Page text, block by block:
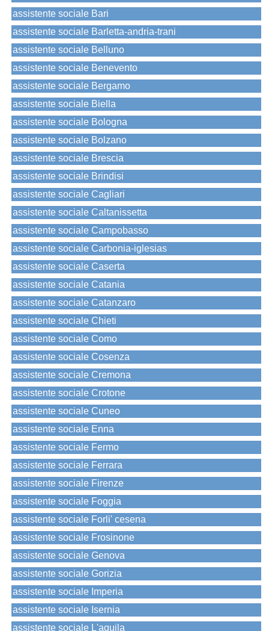
assistente sociale Bari
assistente sociale Barletta-andria-trani
assistente sociale Belluno
assistente sociale Benevento
assistente sociale Bergamo
assistente sociale Biella
assistente sociale Bologna
assistente sociale Bolzano
assistente sociale Brescia
assistente sociale Brindisi
assistente sociale Cagliari
assistente sociale Caltanissetta
assistente sociale Campobasso
assistente sociale Carbonia-iglesias
assistente sociale Caserta
assistente sociale Catania
assistente sociale Catanzaro
assistente sociale Chieti
assistente sociale Como
assistente sociale Cosenza
assistente sociale Cremona
assistente sociale Crotone
assistente sociale Cuneo
assistente sociale Enna
assistente sociale Fermo
assistente sociale Ferrara
assistente sociale Firenze
assistente sociale Foggia
assistente sociale Forli' cesena
assistente sociale Frosinone
assistente sociale Genova
assistente sociale Gorizia
assistente sociale Imperia
assistente sociale Isernia
assistente sociale L'aquila